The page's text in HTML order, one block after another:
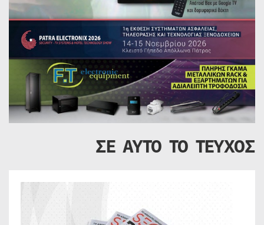
ΣΕ ΑΥΤΟ ΤΟ ΤΕΥΧΟΣ